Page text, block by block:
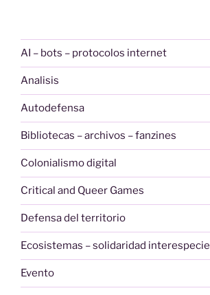
AI – bots – protocolos internet
Analisis
Autodefensa
Bibliotecas – archivos – fanzines
Colonialismo digital
Critical and Queer Games
Defensa del territorio
Ecosistemas – solidaridad interespecie
Evento